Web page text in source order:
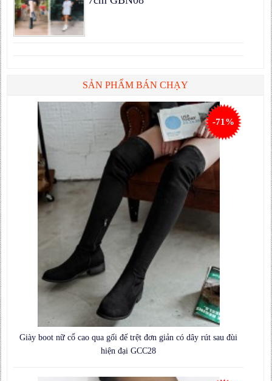
SẢN PHẨM BÁN CHẠY
Giày boot nữ cổ cao qua gối đế trệt đơn giản có dây rút sau đùi
hiện đại GCC28
-71%